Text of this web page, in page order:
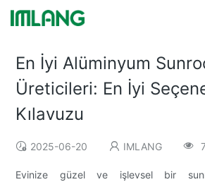
En İyi Alüminyum
Üreticileri: En İyi
Kılavuzu
2025-06-20 IMLANG
Evinize güzel ve işlevsel bir